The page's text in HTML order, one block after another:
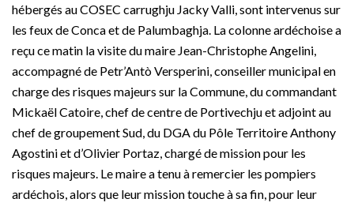
hébergés au COSEC carrughju Jacky Valli, sont intervenus sur
les feux de Conca et de Palumbaghja. La colonne ardéchoise a
reçu ce matin la visite du maire Jean-Christophe Angelini,
accompagné de Petr’Antò Versperini, conseiller municipal en
charge des risques majeurs sur la Commune, du commandant
Mickaël Catoire, chef de centre de Portivechju et adjoint au
chef de groupement Sud, du DGA du Pôle Territoire Anthony
Agostini et d’Olivier Portaz, chargé de mission pour les
risques majeurs. Le maire a tenu à remercier les pompiers
ardéchois, alors que leur mission touche à sa fin, pour leur